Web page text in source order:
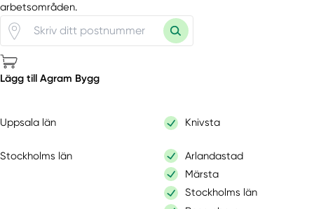
arbetsområden.
Lägg till Agram Bygg
Uppsala län Knivsta
Stockholms län
Arlandastad
Märsta
Stockholms län